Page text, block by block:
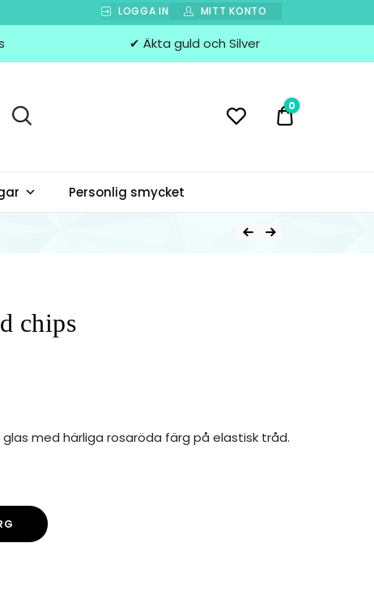
LOGGA IN MITT KONTO
✔ Äkta guld och Silver
0 kr
0
Personlig smycket
chips
med härliga rosaröda färg på elastisk tråd.